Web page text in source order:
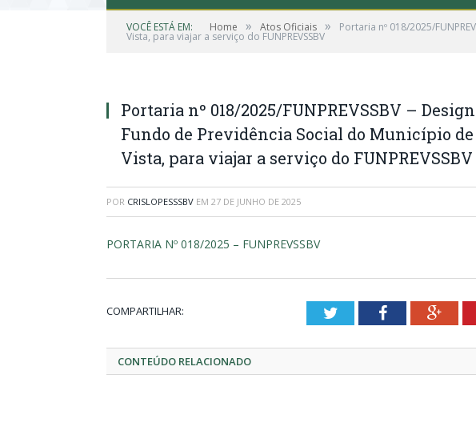
VOCÊ ESTÁ EM: Home » Atos Oficiais » Portaria nº 018/2025/
Vista, para viajar a serviço do FUNPREVSSBV
Portaria nº 018/2025/FUNPREVSSBV –
Fundo de Previdência Social do Município de
Vista, para viajar a serviço do FUNPREVSSBV
POR CRISLOPESSSBV EM 27 DE JUNHO DE 2025
PORTARIA Nº 018/2025 – FUNPREVSSBV
COMPARTILHAR: TwitterFacebook
CONTEÚDO RELACIONADO